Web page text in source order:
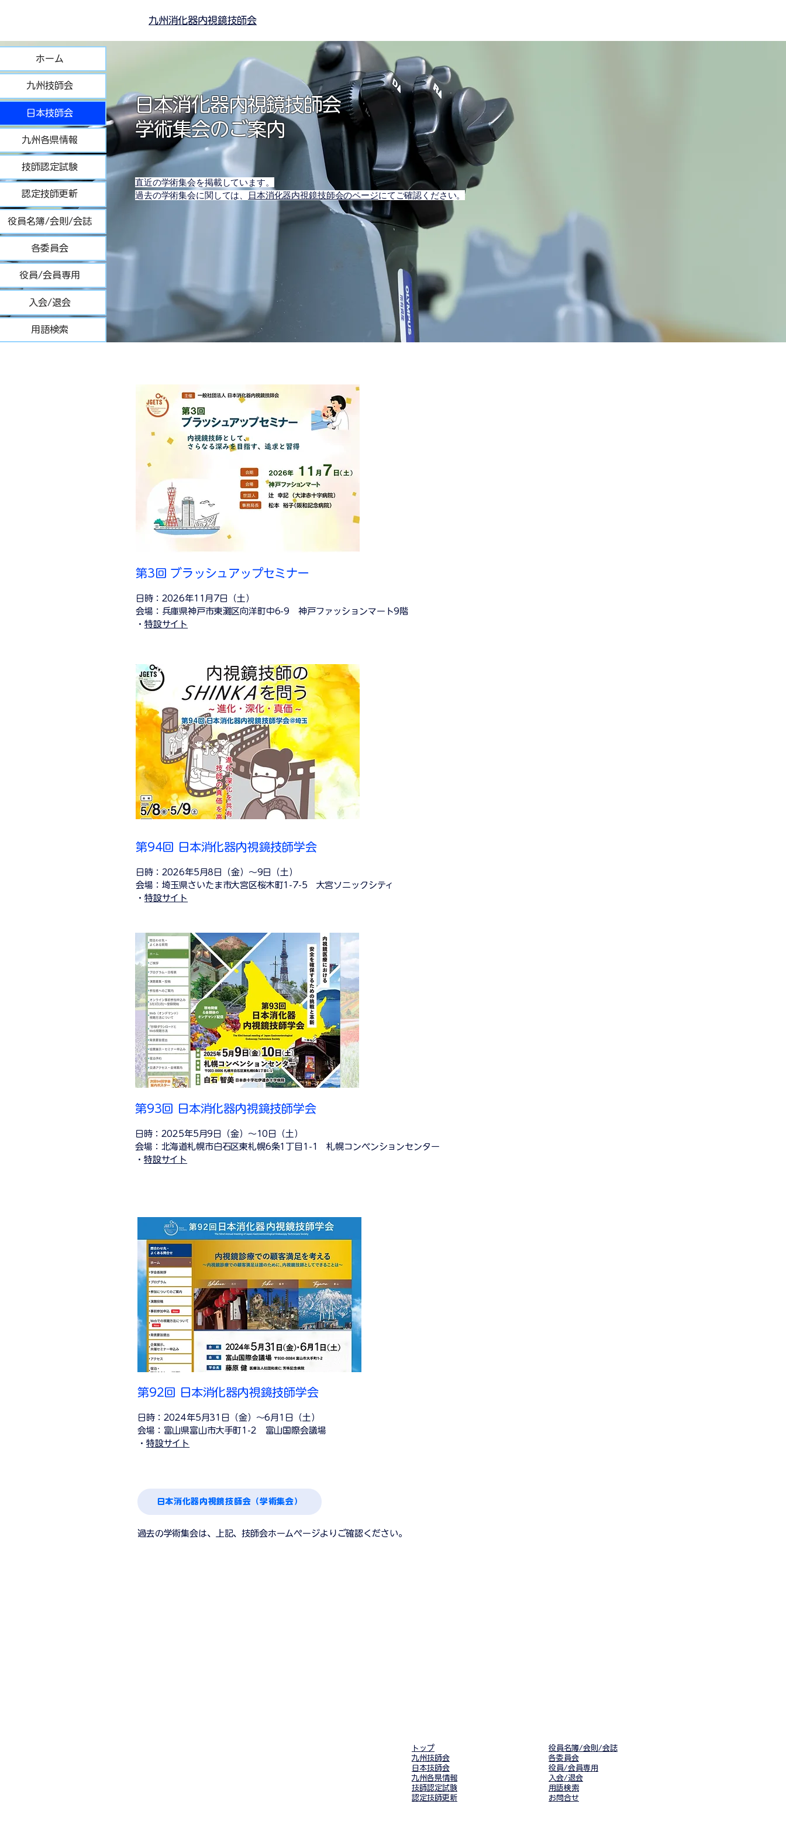
九州消化器内視鏡技師会
ホーム
九州技師会
日本技師会
九州各県情報
技師認定試験
認定技師更新
役員名簿/会則/会誌
各委員会
役員/会員専用
入会/退会
用語検索
日本消化器内視鏡技師会
学術集会のご案内
直近の学術集会を掲載しています。
過去の学術集会に関しては、
日本消化器内視鏡技師会のページにてご確認ください。
第3回 ブラッシュアップセミナー
日時：2026年11月7日（土）
会場：兵庫県神戸市東灘区向洋町中6-9 神戸ファッションマート9階
・ 特設サイト
第94回 日本消化器内視鏡技師学会
日時：2026年5月8日（金）～9日（土）
会場：埼玉県さいたま市大宮区桜木町1-7-5 大宮ソニックシティ
・ 特設サイト
第93回 日本消化器内視鏡技師学会
日時：2025年5月9日（金）～10日（土）
会場：北海道札幌市⽩⽯区東札幌6条1丁⽬1-1 札幌コンベンションセンター
・ 特設サイト
第92回 日本消化器内視鏡技師学会
日時：2024年5月31日（金）～6月1日（土）
会場：富山県富山市大手町1-2 富山国際会議場
・ 特設サイト
日本消化器内視鏡技師会（学術集会）
過去の学術集会は、上記、技師会ホームページよりご確認ください。
トップ
九州技師会
日本技師会
九州各県情報
技師認定試験
認定技師更新
役員名簿/会則/会誌
各委員会
役員/会員専用
入会/退会
用語検索
​お問合せ